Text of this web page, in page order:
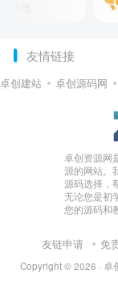
友情链接
卓创建站 卓创源码网
卓创资源网
源的网站。
源码选择，
无论您是初
您的源码和
友链申请 免
Copyright © 2026 · 卓